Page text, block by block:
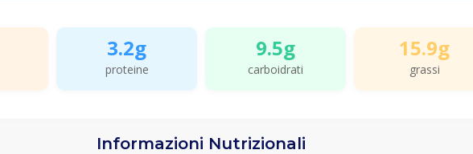
3.2g
proteine
9.5g
carboidrati
15.9g
grassi
Informazioni Nutrizionali